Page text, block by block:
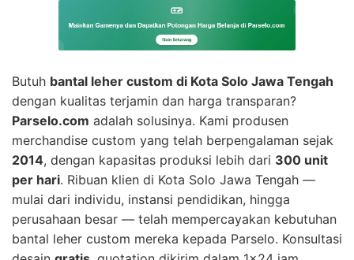
Butuh bantal leher custom di Kota Solo Jawa Tengah
dengan kualitas terjamin dan harga transparan?
Parselo.com adalah solusinya. Kami produsen
merchandise custom yang telah berpengalaman sejak
2014, dengan kapasitas produksi lebih dari 300 unit
per hari. Ribuan klien di Kota Solo Jawa Tengah —
mulai dari individu, instansi pendidikan, hingga
perusahaan besar — telah mempercayakan kebutuhan
bantal leher custom mereka kepada Parselo. Konsultasi